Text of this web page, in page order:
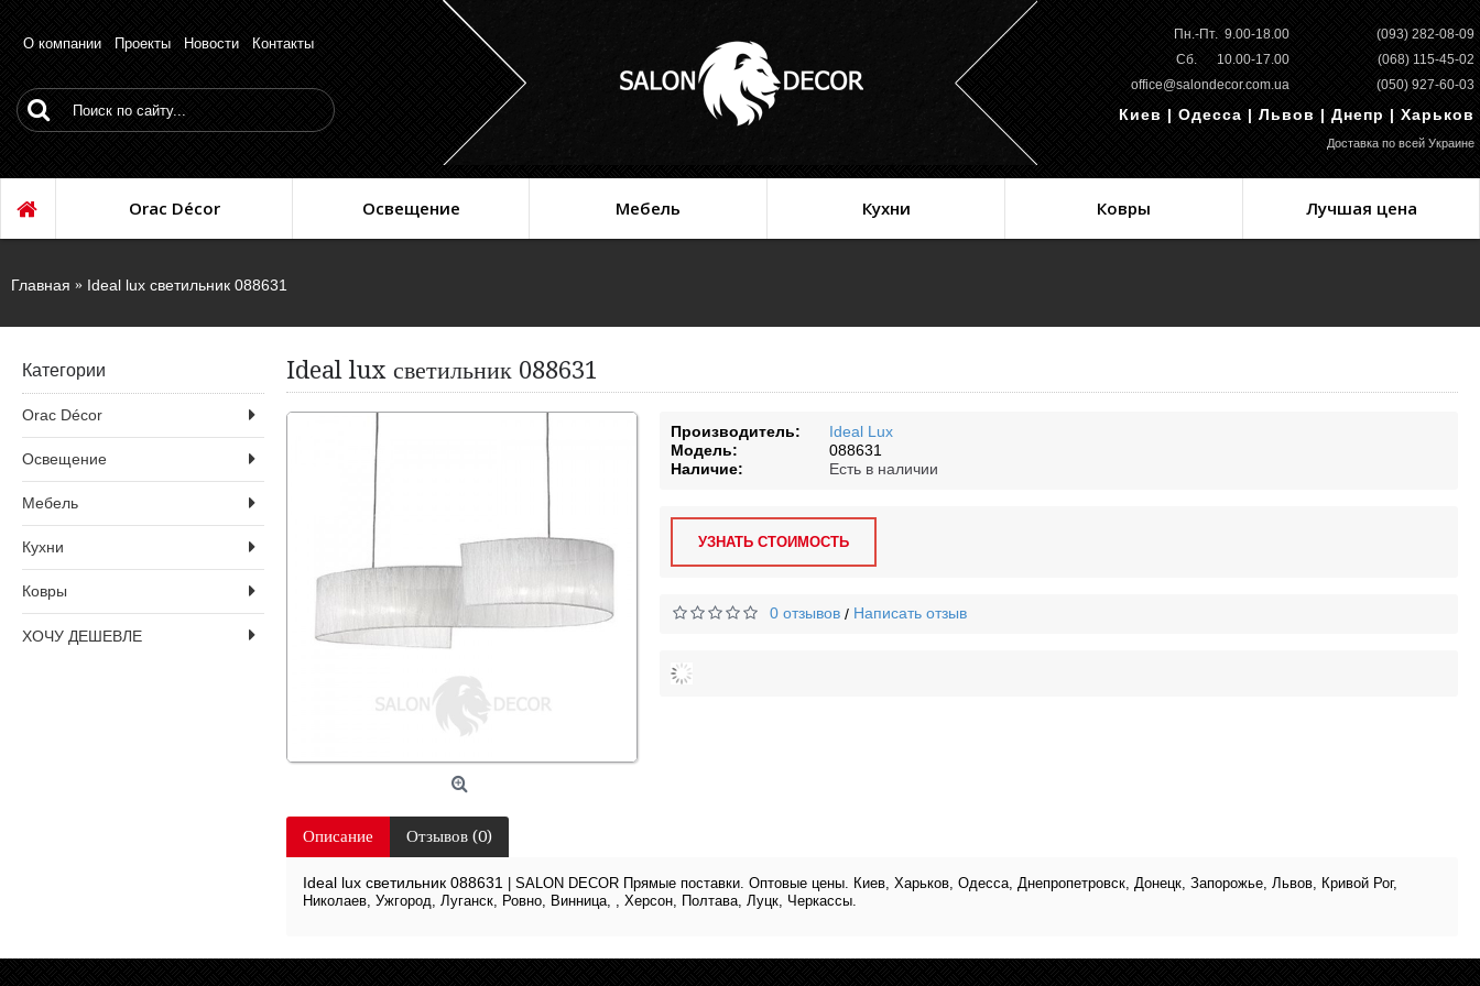
О компании Проекты Новости Контакты
Пн.-Пт. 9.00-18.00
Сб. 10.00-17.00
office@salondecor.com.ua
(093) 282-08-09
(068) 115-45-02
(050) 927-60-03
Киев | Одесса | Львов | Днепр | Харьков
Доставка по всей Украине
Orac Décor Освещение Мебель Кухни Ковры Лучшая цена
Главная Ideal lux светильник 088631
Категории
Orac Décor
Освещение
Мебель
Кухни
Ковры
ХОЧУ ДЕШЕВЛЕ
Ideal lux светильник 088631
Производитель:
Ideal Lux
Модель:
088631
Наличие:
Есть в наличии
УЗНАТЬ СТОИМОСТЬ
0 отзывов / Написать отзыв
Описание Отзывов (0)
Ideal lux светильник 088631
| SALON DECOR Прямые поставки. Оптовые цены. Киев, Харьков, Одесса, Днепропетровск, Донецк, Запорожье, Львов, Кривой Рог,
Николаев, Ужгород, Луганск, Ровно, Винница, , Херсон, Полтава, Луцк, Черкассы.